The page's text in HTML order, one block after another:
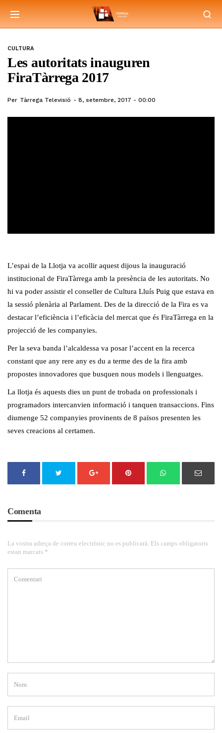
CULTURA
Les autoritats inauguren
FiraTàrrega 2017
Per Tàrrega Televisió 8, setembre, 2017 - 00:00
L’espai de la Llotja va acollir aquest dijous la inauguració
institucional de FiraTàrrega amb la presència de les autoritats. No
hi va poder assistir el conseller de Cultura Lluís Puig que estava en
la sessió plenària al Parlament. Des de la direcció de la Fira es va
destacar l’eficiència i l’eficàcia del mercat que és FiraTàrrega en la
projecció de les companyies.
Per la seva banda l’alcaldessa va posar l’accent en la recerca
constant que any rere any es du a terme des de la fira amb
propostes innovadores que busquen nous models i llenguatges.
La llotja és aquests dies un punt de trobada on professionals i
programadors intercanvien informació i tanquen transaccions. Fins
diumenge 52 companyies provinents de 8 països presenten les
seves creacions al certamen.
Comenta
La vostra adreça de correu electrònic no es publicarà. Els camps obligatoris
estan marcats *